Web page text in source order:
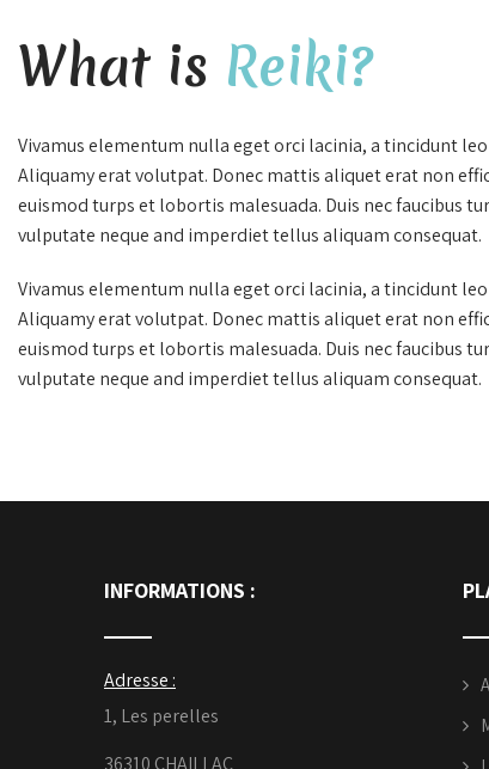
What is Reiki?
Vivamus elementum nulla eget orci lacinia, a tincidunt
Aliquamy erat volutpat. Donec mattis aliquet erat non
euismod turps et lobortis malesuada. Duis nec faucibus
vulputate neque and imperdiet tellus aliquam consequat.
Vivamus elementum nulla eget orci lacinia, a tincidunt
Aliquamy erat volutpat. Donec mattis aliquet erat non
euismod turps et lobortis malesuada. Duis nec faucibus
vulputate neque and imperdiet tellus aliquam consequat.
INFORMATIONS :
Adresse :
1, Les perelles
36310 CHAILLAC